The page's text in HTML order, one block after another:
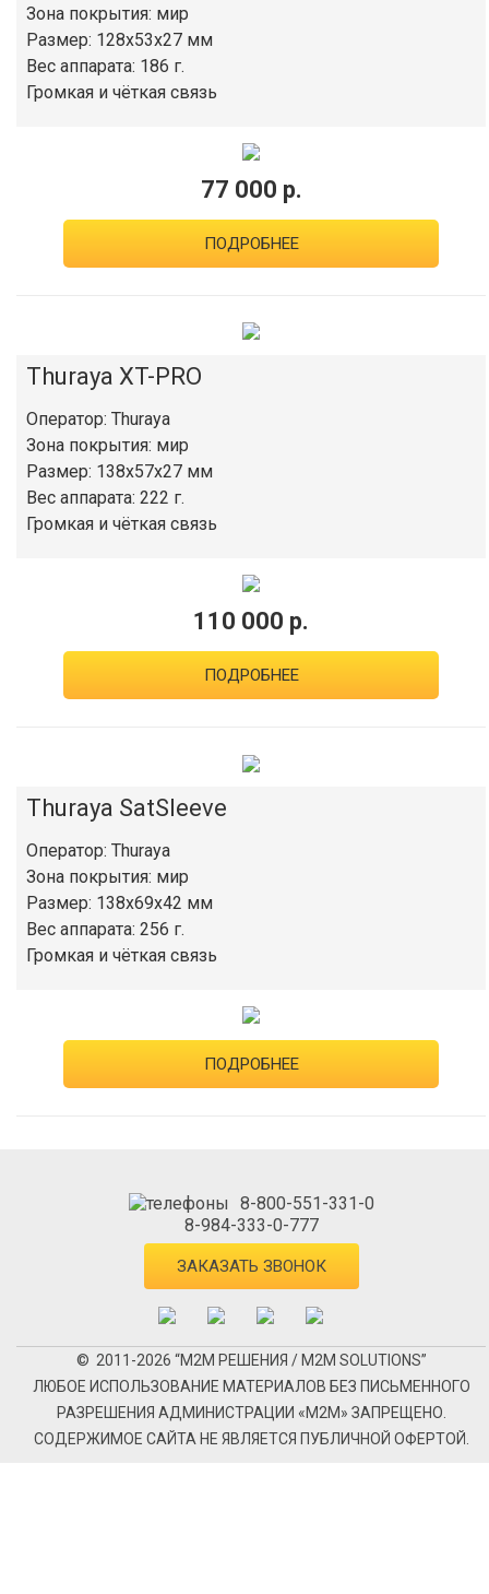
Зона покрытия: мир
Размер: 128x53x27 мм
Вес аппарата: 186 г.
Громкая и чёткая связь
77 000 р.
ПОДРОБНЕЕ
Thuraya XT-PRO
Оператор: Thuraya
Зона покрытия: мир
Размер: 138x57x27 мм
Вес аппарата: 222 г.
Громкая и чёткая связь
110 000 р.
ПОДРОБНЕЕ
Thuraya SatSleeve
Оператор: Thuraya
Зона покрытия: мир
Размер: 138x69x42 мм
Вес аппарата: 256 г.
Громкая и чёткая связь
ПОДРОБНЕЕ
8-800-551-331-0
8-984-333-0-777
ЗАКАЗАТЬ ЗВОНОК
© 2011-2026 “М2М РЕШЕНИЯ / M2M SOLUTIONS”
ЛЮБОЕ ИСПОЛЬЗОВАНИЕ МАТЕРИАЛОВ БЕЗ ПИСЬМЕННОГО
РАЗРЕШЕНИЯ АДМИНИСТРАЦИИ «М2М» ЗАПРЕЩЕНО.
СОДЕРЖИМОЕ САЙТА НЕ ЯВЛЯЕТСЯ ПУБЛИЧНОЙ ОФЕРТОЙ.